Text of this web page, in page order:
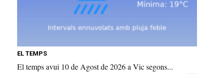
EL TEMPS
El temps avui 10 de Agost de 2026 a Vic segons...